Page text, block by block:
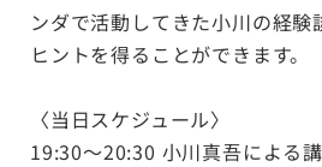
ンダで活動してきた小川の経験
ヒントを得ることができます。
〈当日スケジュール〉
19:30～20:30 小川真吾による